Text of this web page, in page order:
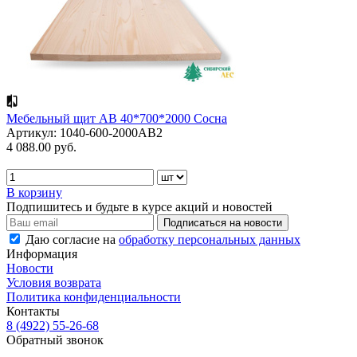
Мебельный щит АВ 40*700*2000 Сосна
Артикул: 1040-600-2000AB2
4 088.00 руб.
В корзину
Подпишитесь и будьте в курсе акций и новостей
Даю согласие на обработку персональных данных
Информация
Новости
Условия возврата
Политика конфиденциальности
Контакты
8 (4922) 55-26-68
Обратный звонок